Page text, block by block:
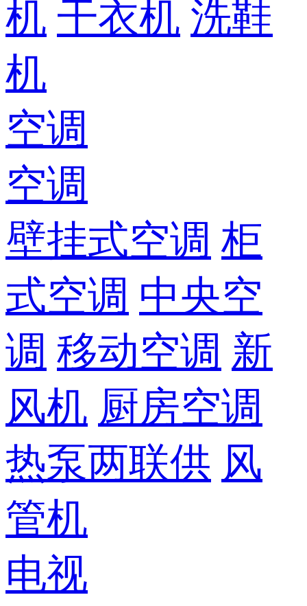
机 干衣机 洗鞋
机
空调
空调
壁挂式空调 柜
式空调 中央空
调 移动空调 新
风机 厨房空调
热泵两联供 风
管机
电视